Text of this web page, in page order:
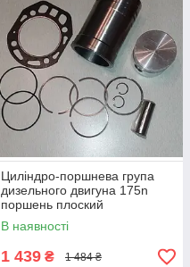
Циліндро-поршнева група
дизельного двигуна 175n
поршень плоский
В наявності
1 439 ₴ 1 484 ₴